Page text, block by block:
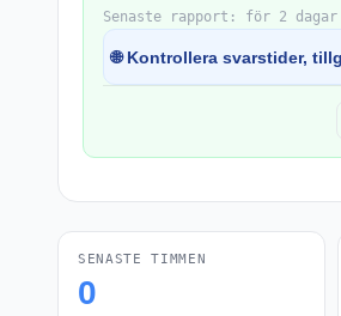
Senaste rapport: för 2 dagar
🌐 Kontrollera svarstider,
SENASTE TIMMEN
0